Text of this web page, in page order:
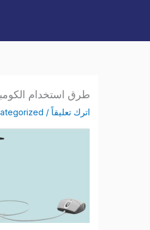
طرق استخدام
اترك تعليقاً /
Uncategorized